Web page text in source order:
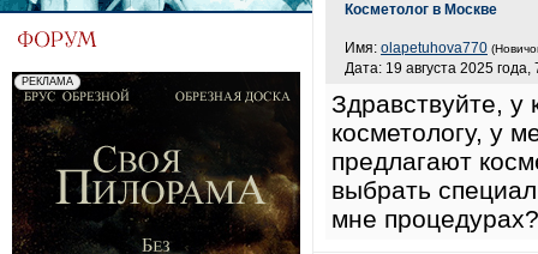
Косметолог в Москве
Имя: olapetuhova770
Дата: 19 августа 2025 года,
Здравствуйте, у
косметологу, у
предлагают
выбрать
мне процедурах?